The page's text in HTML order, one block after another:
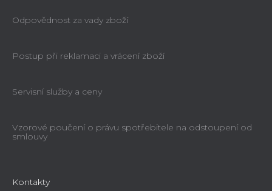
Odpovědnost za vady zboží
Postup při reklamaci a vrácení zboží
Servisní služby a ceny
Vzorové poučení o právu spotřebitele na odstoupení od
smlouvy
Kontakty